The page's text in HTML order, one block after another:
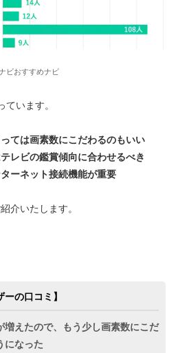
ビおすすめナビ
ています。
ては画素数にこだわるのもいい
レビの鑑賞傾向に合わせるべき
ーネット接続機能が重要
介いたします。
ーの口コミ】
増えたので、もう少し画素数にこだ
になった